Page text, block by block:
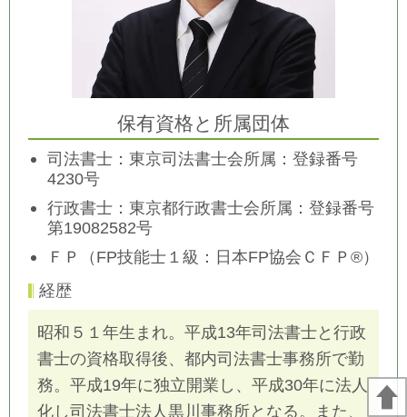
保有資格と所属団体
司法書士：東京司法書士会所属：登録番号
4230号
行政書士：東京都行政書士会所属： 登録番号
第19082582号
ＦＰ（FP技能士１級：日本FP協会ＣＦＰ®）
経歴
昭和５１年生まれ。平成13年司法書士と行政
書士の資格取得後、都内司法書士事務所で勤
務。平成19年に独立開業し、平成30年に法人
化し司法書士法人黒川事務所となる。また、